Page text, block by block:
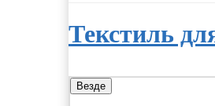
Текстиль
Везде